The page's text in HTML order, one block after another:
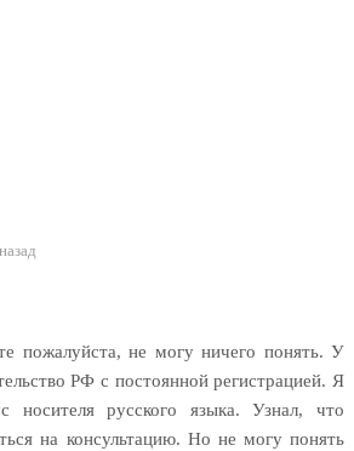
пожалуйста, не могу ничего понять. У
РФ с постоянной регистрацией. Я
носителя русского языка. Узнал, что
на консультацию. Но не могу понять